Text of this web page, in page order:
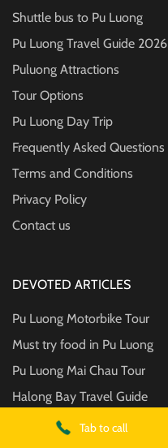
Tab to call
Shuttle bus to Pu Luong
Pu Luong Travel Guide 2026
Puluong Attractions
Tour Options
Pu Luong Day Trip
Frequently Asked Questions
Terms and Conditions
Privacy Policy
Contact us
DEVOTED ARTICLES
Pu Luong Motorbike Tour
Must try food in Pu Luong
Pu Luong Mai Chau Tour
Halong Bay Travel Guide
Ninh Binh is awesome